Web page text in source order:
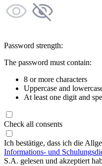
Password strength:
The password must contain:
8 or more characters
Uppercase and
At least one digit and
Check all consents
Ich bestätige, dass ich die
Informations- und
S.A. gelesen und akzeptiert